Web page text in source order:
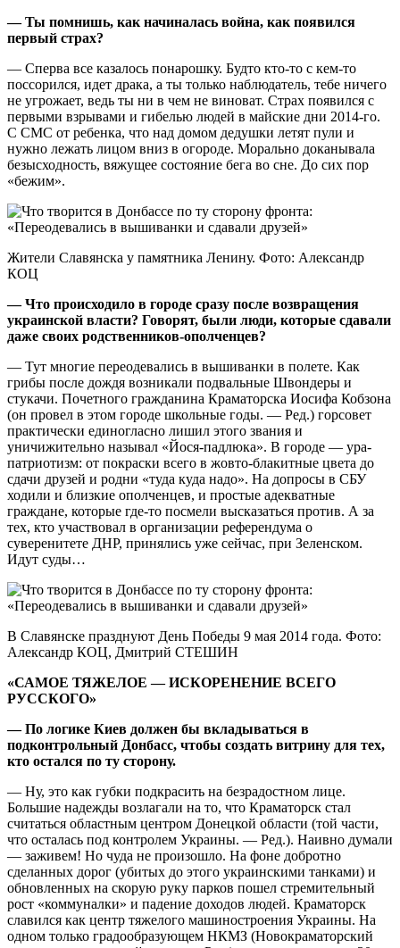
— Ты помнишь, как начиналась война, как появился
первый страх?
— Сперва все казалось понарошку. Будто кто-то с кем-то
поссорился, идет драка, а ты только наблюдатель, тебе ничего
не угрожает, ведь ты ни в чем не виноват. Страх появился с
первыми взрывами и гибелью людей в майские дни 2014-го.
С СМС от ребенка, что над домом дедушки летят пули и
нужно лежать лицом вниз в огороде. Морально доканывала
безысходность, вяжущее состояние бега во сне. До сих пор
«бежим».
Жители Славянска у памятника Ленину. Фото: Александр
КОЦ
— Что происходило в городе сразу после возвращения
украинской власти? Говорят, были люди, которые сдавали
даже своих родственников-ополченцев?
— Тут многие переодевались в вышиванки в полете. Как
грибы после дождя возникали подвальные Швондеры и
стукачи. Почетного гражданина Краматорска Иосифа Кобзона
(он провел в этом городе школьные годы. — Ред.) горсовет
практически единогласно лишил этого звания и
уничижительно называл «Йося-падлюка». В городе — ура-
патриотизм: от покраски всего в жовто-блакитные цвета до
сдачи друзей и родни «туда куда надо». На допросы в СБУ
ходили и близкие ополченцев, и простые адекватные
граждане, которые где-то посмели высказаться против. А за
тех, кто участвовал в организации референдума о
суверенитете ДНР, принялись уже сейчас, при Зеленском.
Идут суды…
В Славянске празднуют День Победы 9 мая 2014 года. Фото:
Александр КОЦ, Дмитрий СТЕШИН
«САМОЕ ТЯЖЕЛОЕ — ИСКОРЕНЕНИЕ ВСЕГО
РУССКОГО»
— По логике Киев должен бы вкладываться в
подконтрольный Донбасс, чтобы создать витрину для тех,
кто остался по ту сторону.
— Ну, это как губки подкрасить на безрадостном лице.
Большие надежды возлагали на то, что Краматорск стал
считаться областным центром Донецкой области (той части,
что осталась под контролем Украины. — Ред.). Наивно думали
— заживем! Но чуда не произошло. На фоне добротно
сделанных дорог (убитых до этого украинскими танками) и
обновленных на скорую руку парков пошел стремительный
рост «коммуналки» и падение доходов людей. Краматорск
славился как центр тяжелого машиностроения Украины. На
одном только градообразующем НКМЗ (Новокраматорский